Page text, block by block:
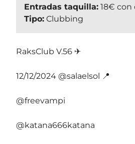
Entradas taquilla: 18€ con
Tipo: Clubbing
RaksClub V.56 ✈
12/12/2024 @salaelsol 📍
@freevampi
@katana666katana